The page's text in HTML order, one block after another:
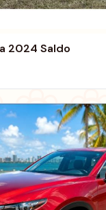
2024 Saldo